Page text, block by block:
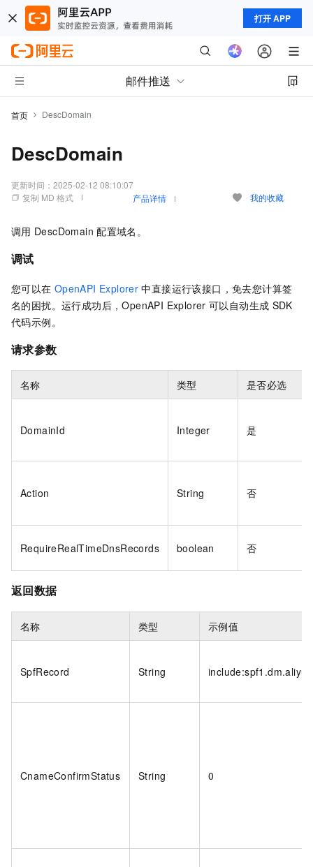
打开 APP
邮件推送
首页 DescDomain
DescDomain
更新时间： 2025-02-12 08:10:07
复制 MD 格式
产品详情 我的收藏
调用 DescDomain 配置域名。
调试
您可以在 OpenAPI Explorer 中直接运行该接口，免去您计算签
名的困扰。运行成功后，OpenAPI Explorer 可以自动生成 SDK
代码示例。
请求参数
名称 类型 是否必选
DomainId Integer 是
Action String 否
RequireRealTimeDnsRecords boolean 否
返回数据
名称 类型 示例值
SpfRecord String
CnameConfirmStatus String 0